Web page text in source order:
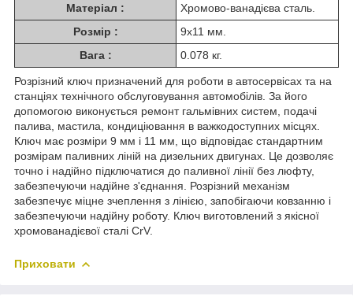
Матеріал :
Хромово-ванадієва сталь.
Розмір :
9x11 мм.
Вага :
0.078 кг.
Розрізний ключ призначений для роботи в автосервісах та на
станціях технічного обслуговування автомобілів. За його
допомогою виконується ремонт гальмівних систем, подачі
палива, мастила, кондиціювання в важкодоступних місцях.
Ключ має розміри 9 мм і 11 мм, що відповідає стандартним
розмірам паливних ліній на дизельних двигунах. Це дозволяє
точно і надійно підключатися до паливної лінії без люфту,
забезпечуючи надійне з'єднання. Розрізний механізм
забезпечує міцне зчеплення з лінією, запобігаючи ковзанню і
забезпечуючи надійну роботу. Ключ виготовлений з якісної
хромованадієвої сталі CrV.
Приховати